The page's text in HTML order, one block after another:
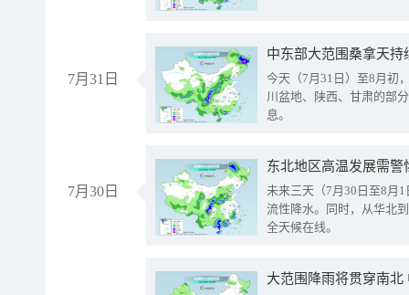
7月31日
中东部大范围桑拿天
今天（7月31日）至8月初
川盆地、陕西、甘肃的部
息。
7月30日
东北地区高温发展需
未来三天（7月30日至8月
流性降水。同时，从华北
全天候在线。
大范围降雨将贯穿南